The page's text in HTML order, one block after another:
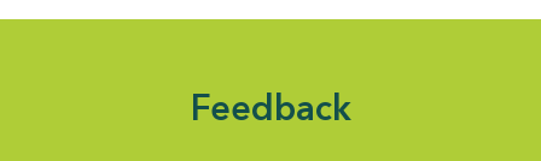
Feedback